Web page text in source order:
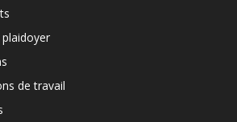
de travail